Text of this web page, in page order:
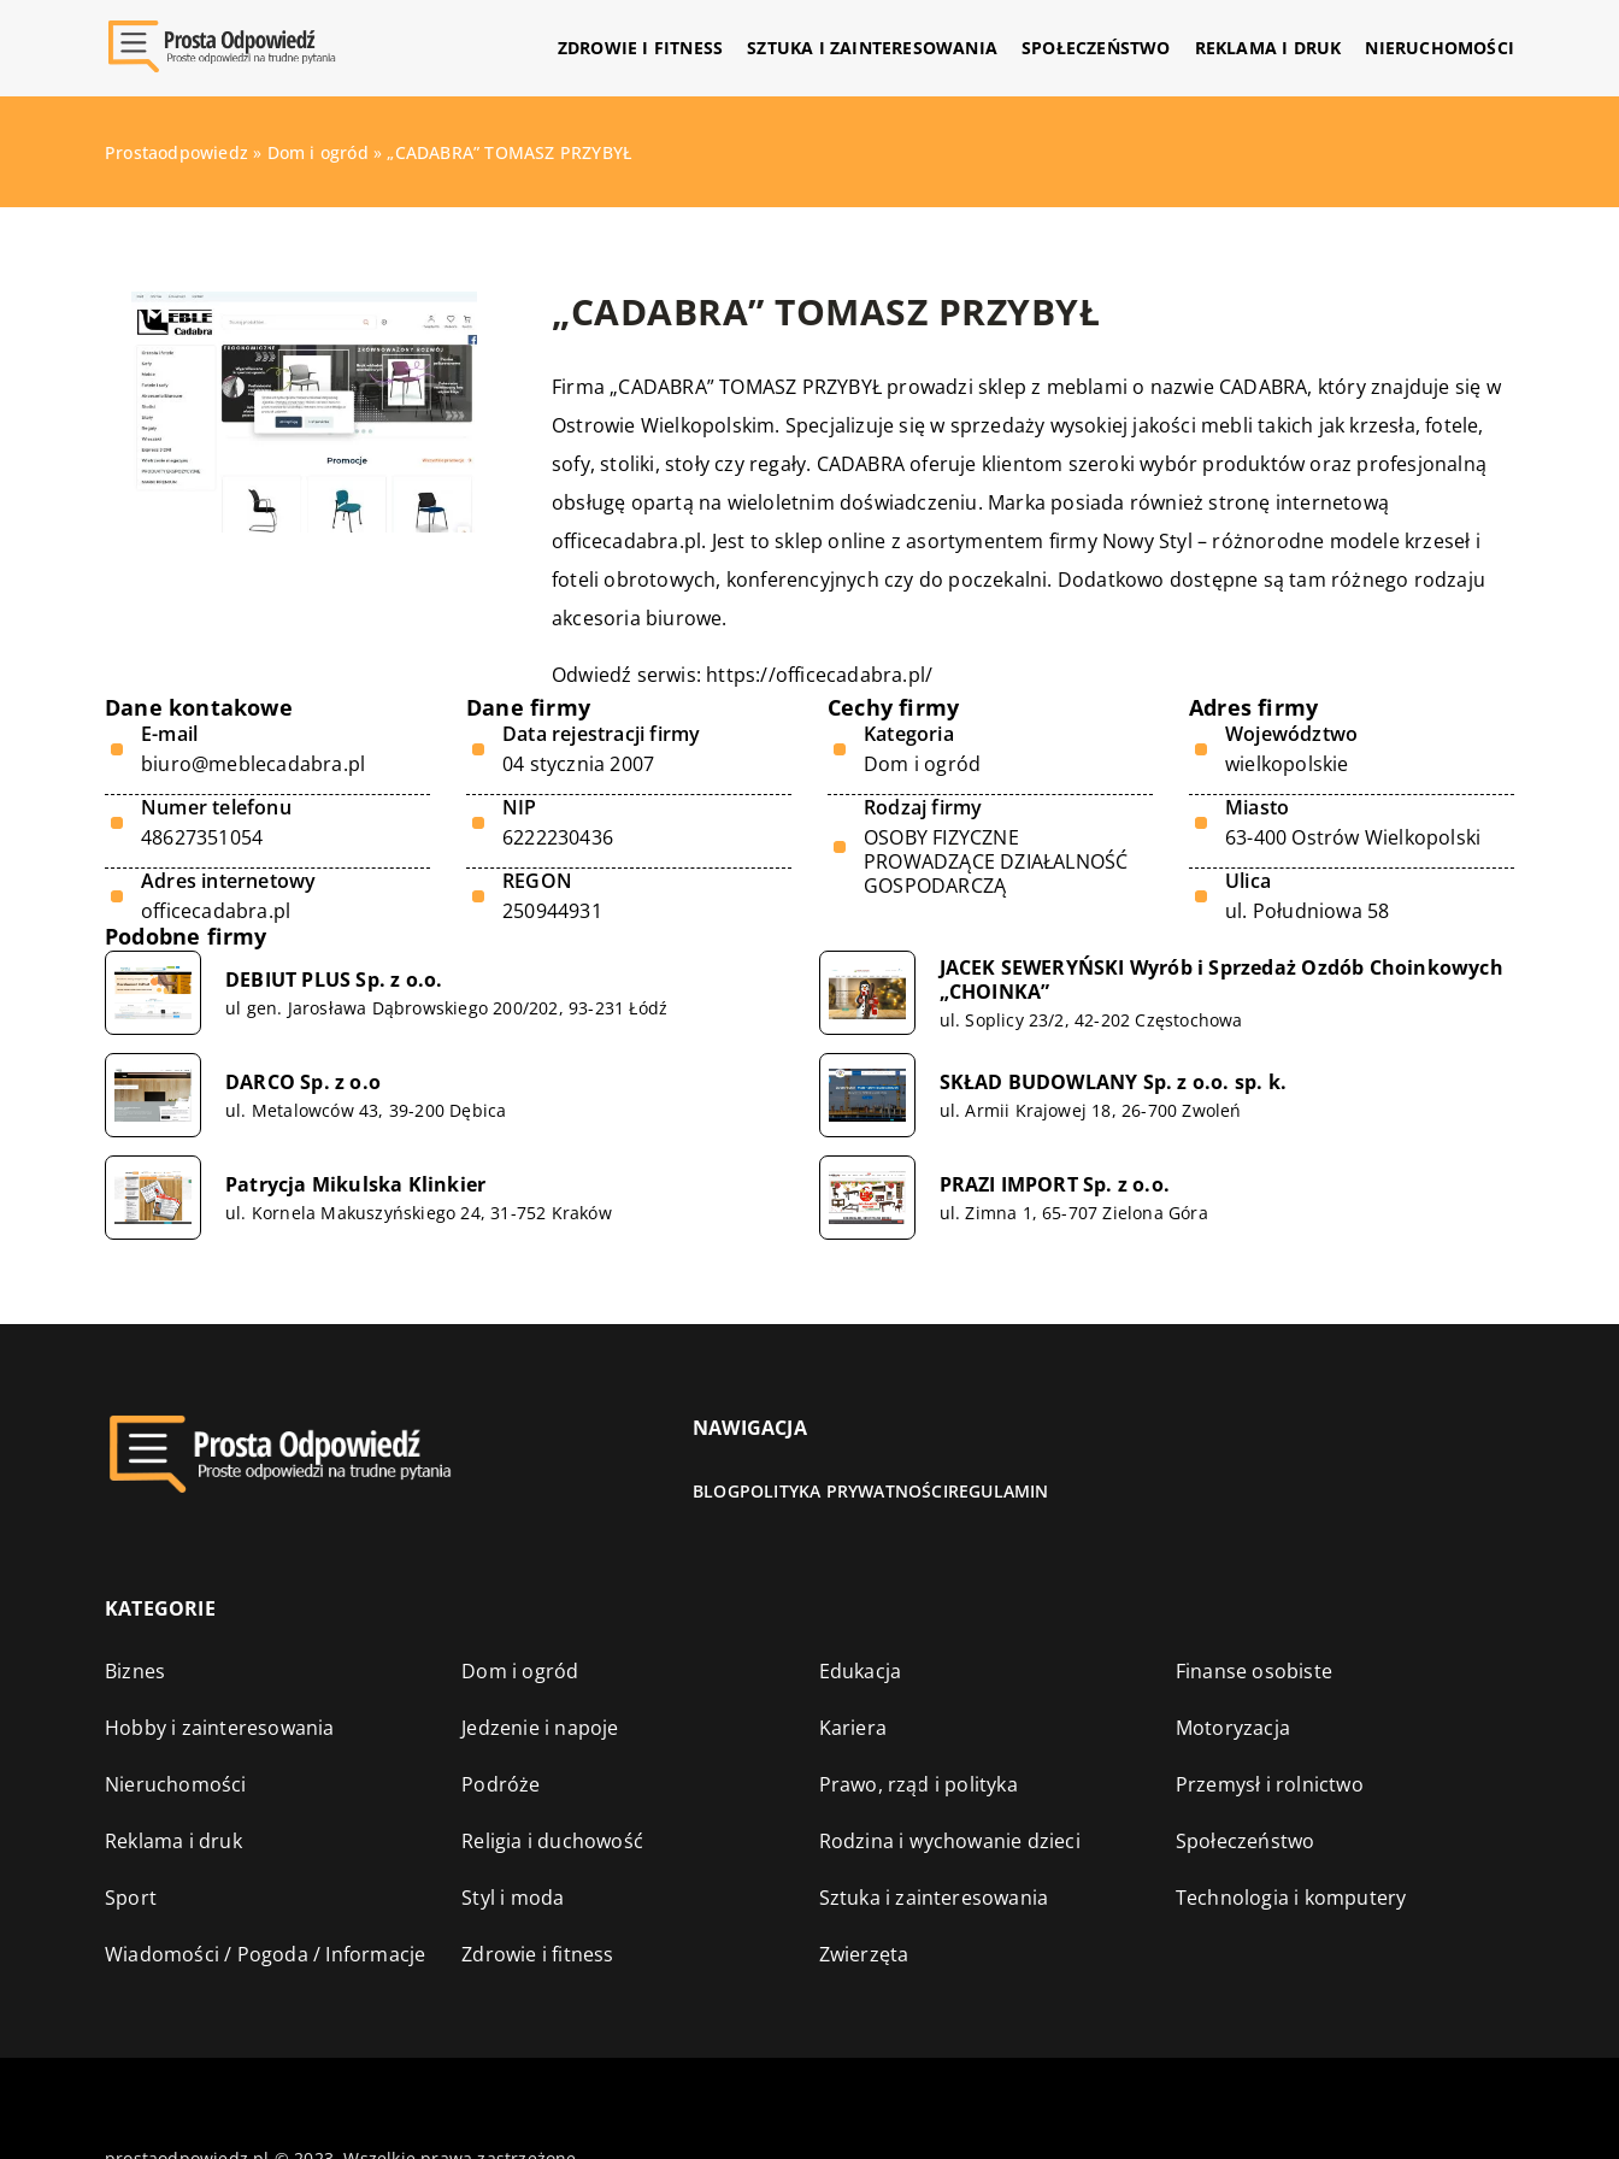
ZDROWIE I FITNESS SZTUKA I ZAINTERESOWANIA SPOŁECZEŃSTWO REKLAMA I DRUK NIERUCHOMOŚCI
Prostaodpowiedz » Dom i ogród »„CADABRA” TOMASZ PRZYBYŁ
„CADABRA” TOMASZ PRZYBYŁ
Firma „CADABRA” TOMASZ PRZYBYŁ prowadzi sklep z meblami o nazwie CADABRA, który znajduje się w
Ostrowie Wielkopolskim. Specjalizuje się w sprzedaży wysokiej jakości mebli takich jak krzesła, fotele,
sofy, stoliki, stoły czy regały. CADABRA oferuje klientom szeroki wybór produktów oraz profesjonalną
obsługę opartą na wieloletnim doświadczeniu. Marka posiada również stronę internetową
officecadabra.pl. Jest to sklep online z asortymentem firmy Nowy Styl – różnorodne modele krzeseł i
foteli obrotowych, konferencyjnych czy do poczekalni. Dodatkowo dostępne są tam różnego rodzaju
akcesoria biurowe.
Odwiedź serwis: https://officecadabra.pl/
Dane kontakowe
E-mail
biuro@meblecadabra.pl
Numer telefonu
48627351054
Adres internetowy
officecadabra.pl
Dane firmy
Data rejestracji firmy
04 stycznia 2007
NIP
6222230436
REGON
250944931
Cechy firmy
Kategoria
Dom i ogród
Rodzaj firmy
OSOBY FIZYCZNE
PROWADZĄCE DZIAŁALNOŚĆ
GOSPODARCZĄ
Adres firmy
Województwo
wielkopolskie
Miasto
63-400 Ostrów Wielkopolski
Ulica
ul. Południowa 58
Podobne firmy
DEBIUT PLUS Sp. z o.o.
ul gen. Jarosława Dąbrowskiego 200/202, 93-231 Łódź
JACEK SEWERYŃSKI Wyrób i Sprzedaż Ozdób Choinkowych
„CHOINKA”
ul. Soplicy 23/2, 42-202 Częstochowa
DARCO Sp. z o.o
ul. Metalowców 43, 39-200 Dębica
SKŁAD BUDOWLANY Sp. z o.o. sp. k.
ul. Armii Krajowej 18, 26-700 Zwoleń
Patrycja Mikulska Klinkier
ul. Kornela Makuszyńskiego 24, 31-752 Kraków
PRAZI IMPORT Sp. z o.o.
ul. Zimna 1, 65-707 Zielona Góra
NAWIGACJA
BLOGPOLITYKA PRYWATNOŚCIREGULAMIN
KATEGORIE
Biznes Dom i ogród Edukacja Finanse osobiste
Hobby i zainteresowania Jedzenie i napoje Kariera Motoryzacja
Nieruchomości Podróże Prawo, rząd i polityka Przemysł i rolnictwo
Reklama i druk Religia i duchowość Rodzina i wychowanie dzieci Społeczeństwo
Sport Styl i moda Sztuka i zainteresowania Technologia i komputery
Wiadomości / Pogoda / Informacje Zdrowie i fitness Zwierzęta